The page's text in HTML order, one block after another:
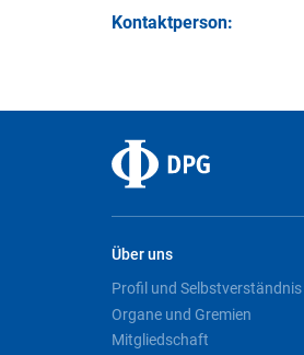
Kontakt­person:
Über uns
Profil und Selbstverständnis
Organe und Gremien
Mitgliedschaft